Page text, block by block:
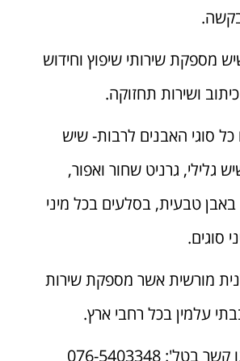
מספקת שירותי שיפוץ וחידוש
ושירות תחזוקה.
סוגי האבנים לרבות- שיש
גלילי, גרניט שחור ואפור,
טבעית, בסלעים בכל מיני
סוגים.
מורשית אשר מספקת שירות
עלמין בכל רחבי ארץ.
076-5403348